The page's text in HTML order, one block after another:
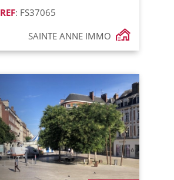
REF: FS37065
SAINTE ANNE IMMO